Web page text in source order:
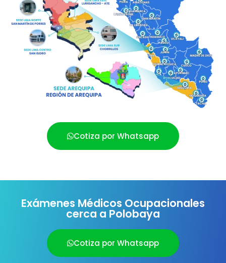
Cotiza por Whatsapp
Exámenes Médicos Ocupacionales
cerca a Polobaya
Cotiza por Whatsapp